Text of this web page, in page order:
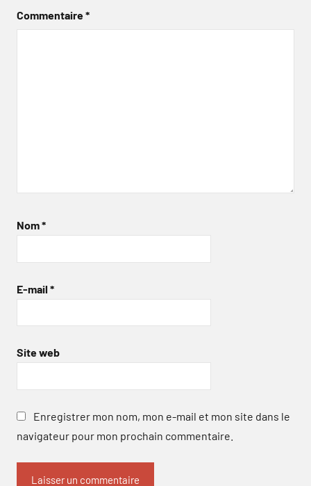
Commentaire*
Nom*
E-mail *
Site web
Enregistrer mon nom, mon e-mail et mon site dans le
navigateur pour mon prochain commentaire.